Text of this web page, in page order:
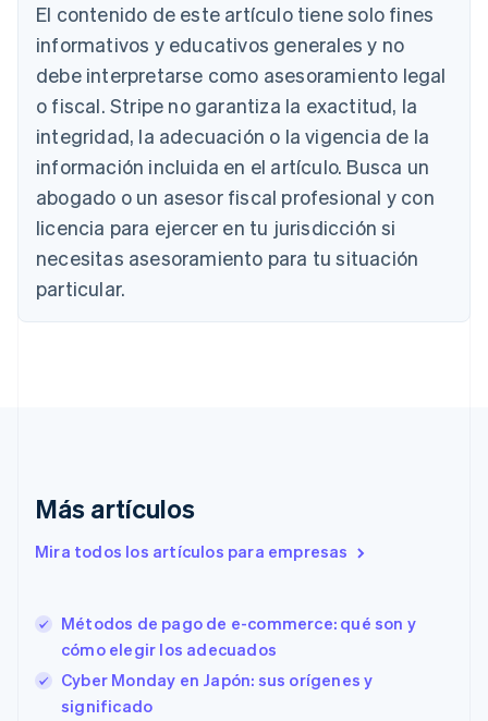
El contenido de este artículo tiene solo fines
informativos y educativos generales y no
debe interpretarse como asesoramiento legal
o fiscal. Stripe no garantiza la exactitud, la
integridad, la adecuación o la vigencia de la
información incluida en el artículo. Busca un
abogado o un asesor fiscal profesional y con
licencia para ejercer en tu jurisdicción si
necesitas asesoramiento para tu situación
particular.
Más artículos
Mira todos los artículos para empresas
Métodos de pago de e-commerce: qué son y
cómo elegir los adecuados
Cyber Monday en Japón: sus orígenes y
significado
Alemania
DeutschEnglish
Australia
Austria
DeutschEnglish
Bélgica
Nederlands FrançaisDeutsch English
Brasil
Português English
Bulgaria
English
Canadá
China continental
Emiratos Árabes Unidos
Eslovaquia
EnglishItaliano
España
English
Estados Unidos
EnglishEspañol